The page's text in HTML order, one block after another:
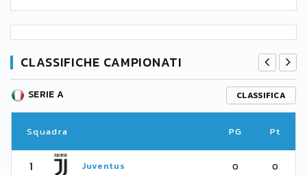
CLASSIFICHE CAMPIONATI
SERIE A CLASSIFICA
Squadra PG Pt
1 Juventus 0 0